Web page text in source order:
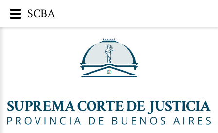
SCBA